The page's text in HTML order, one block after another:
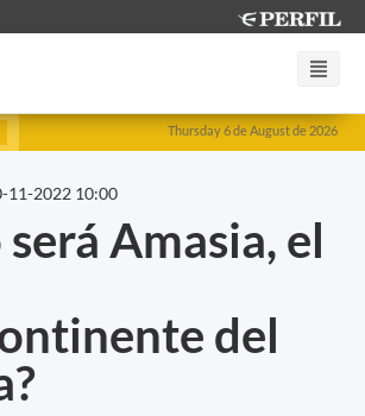
Thursday 6 de August de 2026
11-2022 10:00
Amasia, el
del